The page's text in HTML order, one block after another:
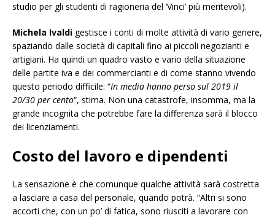
studio per gli studenti di ragioneria del ‘Vinci’ più meritevoli).
Michela Ivaldi gestisce i conti di molte attività di vario genere,
spaziando dalle società di capitali fino ai piccoli negozianti e
artigiani. Ha quindi un quadro vasto e vario della situazione
delle partite iva e dei commercianti e di come stanno vivendo
questo periodo difficile: “In media hanno perso sul 2019 il
20/30 per cento“, stima. Non una catastrofe, insomma, ma la
grande incognita che potrebbe fare la differenza sarà il blocco
dei licenziamenti.
Costo del lavoro e dipendenti
La sensazione è che comunque qualche attività sarà costretta
a lasciare a casa del personale, quando potrà. “Altri si sono
accorti che, con un po’ di fatica, sono riusciti a lavorare con